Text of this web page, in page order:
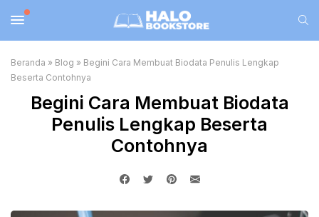
Beranda » Blog » Begini Cara Membuat Biodata Penulis Lengkap
Beserta Contohnya
Begini Cara Membuat Biodata
Penulis Lengkap Beserta
Contohnya